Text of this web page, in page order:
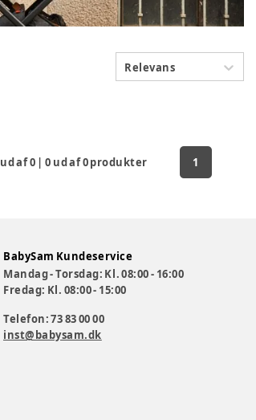
Relevans
ud af0 |0 ud af0produkter 1
BabySam Kundeservice
Mandag - Torsdag: Kl. 08:00 - 16:00
Fredag: Kl. 08:00 - 15:00
Telefon: 73 83 00 00
inst@babysam.dk